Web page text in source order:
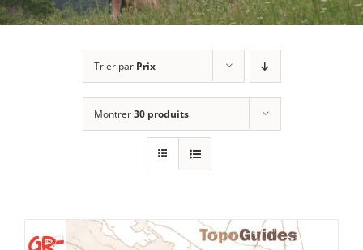
Trier par Prix
Montrer30 produits